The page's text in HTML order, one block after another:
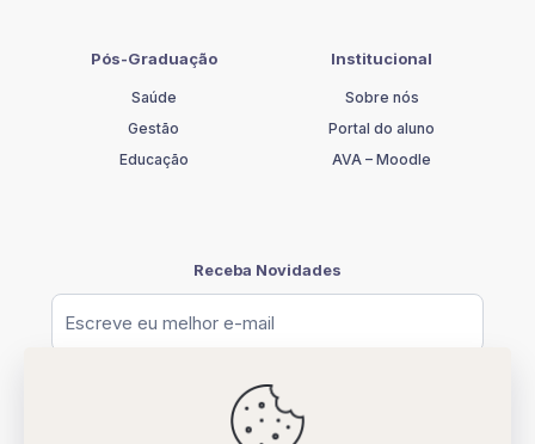
Pós-Graduação
Saúde
Gestão
Educação
Institucional
Sobre nós
Portal do aluno
AVA – Moodle
Receba Novidades